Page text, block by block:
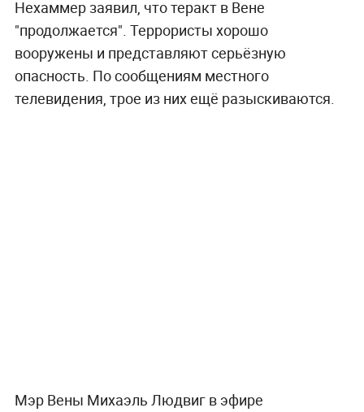
Нехаммер заявил, что теракт в Вене
"продолжается". Террористы хорошо
вооружены и представляют серьёзную
опасность. По сообщениям местного
телевидения, трое из них ещё разыскиваются.
Мэр Вены Михаэль Людвиг в эфире